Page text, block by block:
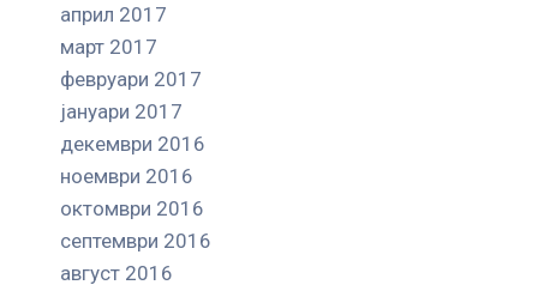
април 2017
март 2017
февруари 2017
јануари 2017
декември 2016
ноември 2016
октомври 2016
септември 2016
август 2016